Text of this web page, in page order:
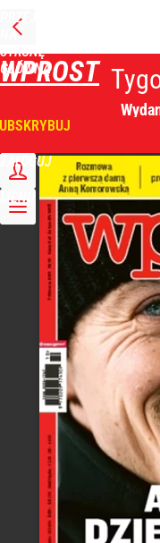
PRZEJDŹ
NA
STRONĘ
GŁÓWNĄ
WPROST
ZALOGUJ
MENU